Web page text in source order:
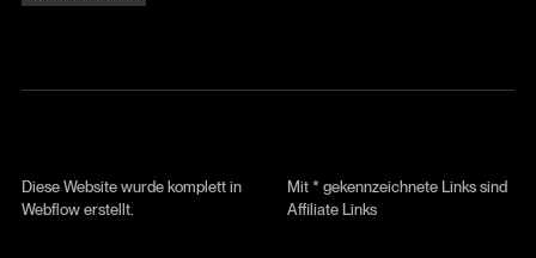
Diese Website wurde komplett in
Webflow erstellt.
Mit * gekennzeichnete Links sind
Affiliate Links